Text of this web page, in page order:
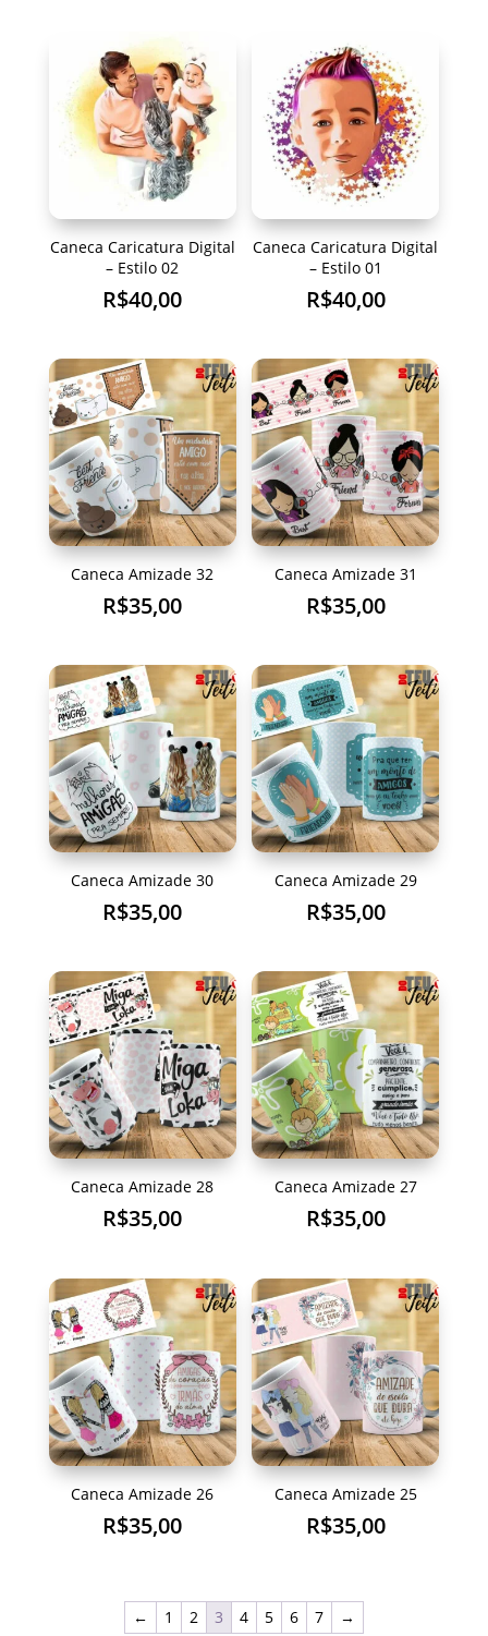
Caneca Caricatura Digital
– Estilo 02
R$40,00
Caneca Caricatura Digital
– Estilo 01
R$40,00
Caneca Amizade 32
R$35,00
Caneca Amizade 31
R$35,00
Caneca Amizade 30
R$35,00
Caneca Amizade 29
R$35,00
Caneca Amizade 28
R$35,00
Caneca Amizade 27
R$35,00
Caneca Amizade 26
R$35,00
Caneca Amizade 25
R$35,00
← 1 2 3 4 5 6 7 →